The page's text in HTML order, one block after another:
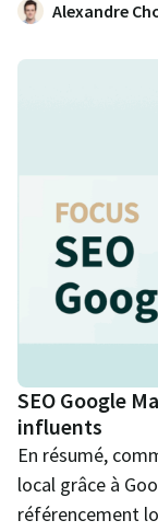
Alexandre
SEO Google
influents
En résumé,
local grâce à
référencement